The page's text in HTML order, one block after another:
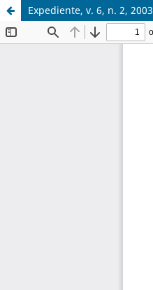
Expediente, v. 6, n. 2, 2003